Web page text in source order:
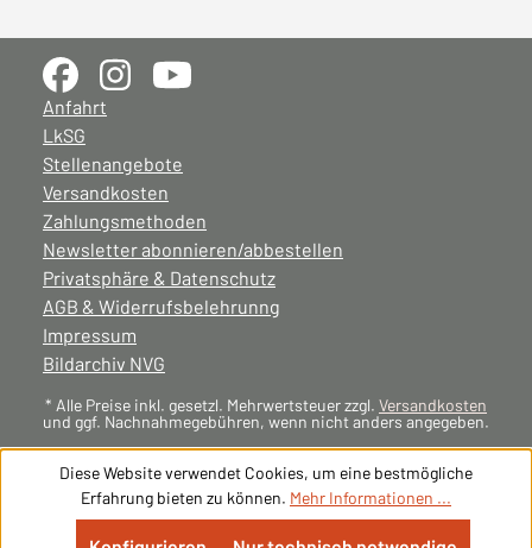
Anfahrt
LkSG
Stellenangebote
Versandkosten
Zahlungsmethoden
Newsletter abonnieren/abbestellen
Privatsphäre & Datenschutz
AGB & Widerrufsbelehrunng
Impressum
Bildarchiv NVG
* Alle Preise inkl. gesetzl. Mehrwertsteuer zzgl. Versandkosten
und ggf. Nachnahmegebühren, wenn nicht anders angegeben.
Diese Website verwendet Cookies, um eine bestmögliche
Erfahrung bieten zu können. Mehr Informationen ...